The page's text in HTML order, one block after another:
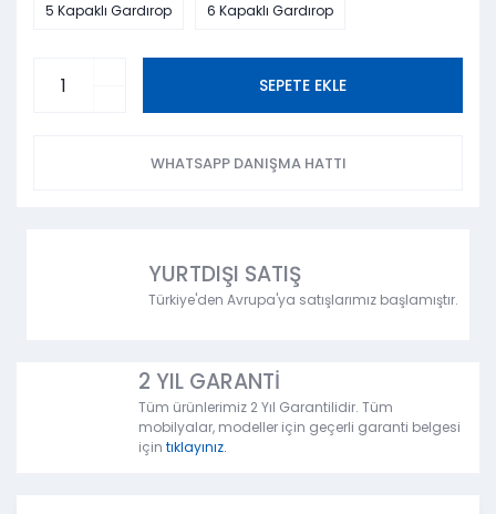
5 Kapaklı Gardırop 6 Kapaklı Gardırop
SEPETE EKLE
WHATSAPP DANIŞMA HATTI
YURTDIŞI SATIŞ
Türkiye'den Avrupa'ya satışlarımız başlamıştır.
2 YIL GARANTİ
Tüm ürünlerimiz 2 Yıl Garantilidir. Tüm
mobilyalar, modeller için geçerli garanti belgesi
için tıklayınız.